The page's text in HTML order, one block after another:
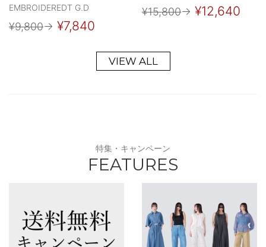
EMBROIDEREDT G.D
¥9,800→ ¥7,840
¥15,800→ ¥12,640
VIEW ALL
特集・キャンペーン
FEATURES